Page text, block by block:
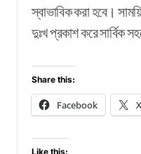
স্বাভাবিক করা হবে।
দুঃখ প্রকাশ করে সার্বিক
Share this:
Facebook X
Like this: